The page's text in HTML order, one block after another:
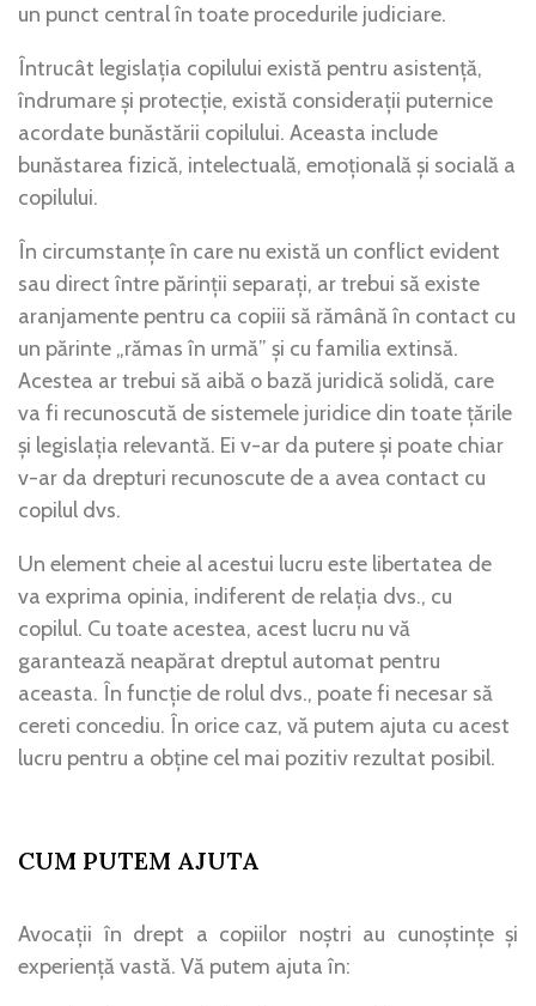
un punct central în toate procedurile judiciare.
Întrucât legislația copilului există pentru asistență,
îndrumare și protecție, există considerații puternice
acordate bunăstării copilului. Aceasta include
bunăstarea fizică, intelectuală, emoțională și socială a
copilului.
În circumstanțe în care nu există un conflict evident
sau direct între părinții separați, ar trebui să existe
aranjamente pentru ca copiii să rămână în contact cu
un părinte „rămas în urmă” și cu familia extinsă.
Acestea ar trebui să aibă o bază juridică solidă, care
va fi recunoscută de sistemele juridice din toate țările
și legislația relevantă. Ei v-ar da putere și poate chiar
v-ar da drepturi recunoscute de a avea contact cu
copilul dvs.
Un element cheie al acestui lucru este libertatea de
va exprima opinia, indiferent de relația dvs., cu
copilul. Cu toate acestea, acest lucru nu vă
garantează neapărat dreptul automat pentru
aceasta. În funcție de rolul dvs., poate fi necesar să
cereti concediu. În orice caz, vă putem ajuta cu acest
lucru pentru a obține cel mai pozitiv rezultat posibil.
CUM PUTEM AJUTA
Avocații în drept a copiilor noștri au cunoștințe și
experiență vastă. Vă putem ajuta în: